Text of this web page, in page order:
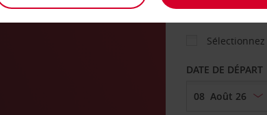
DATE DE DÉPART